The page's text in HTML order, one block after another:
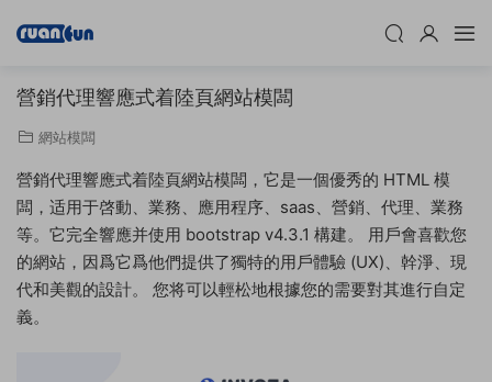
營銷代理響應式着陸頁網站模闆
網站模闆
營銷代理響應式着陸頁網站模闆，它是一個優秀的 HTML 模
闆，适用于啓動、業務、應用程序、saas、營銷、代理、業務
等。它完全響應并使用 bootstrap v4.3.1 構建。 用戶會喜歡您
的網站，因爲它爲他們提供了獨特的用戶體驗 (UX)、幹淨、現
代和美觀的設計。 您将可以輕松地根據您的需要對其進行自定
義。